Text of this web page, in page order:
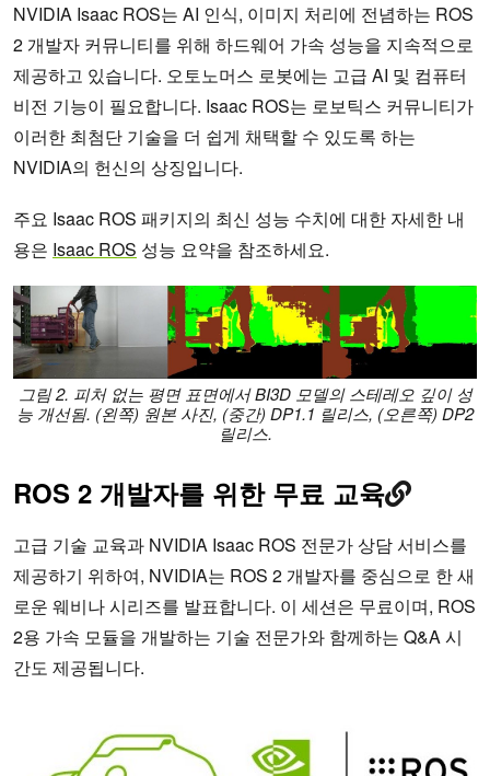
NVIDIA Isaac ROS는 AI 인식, 이미지 처리에 전념하는 ROS
2 개발자 커뮤니티를 위해 하드웨어 가속 성능을 지속적으로
제공하고 있습니다. 오토노머스 로봇에는 고급 AI 및 컴퓨터
비전 기능이 필요합니다. Isaac ROS는 로보틱스 커뮤니티가
이러한 최첨단 기술을 더 쉽게 채택할 수 있도록 하는
NVIDIA의 헌신의 상징입니다.
주요 Isaac ROS 패키지의 최신 성능 수치에 대한 자세한 내
용은 Isaac ROS 성능 요약을 참조하세요.
그림 2. 피처 없는 평면 표면에서 BI3D 모델의 스테레오 깊이 성
능 개선됨. (왼쪽) 원본 사진, (중간) DP1.1 릴리스, (오른쪽) DP2
릴리스.
ROS 2 개발자를 위한 무료 교육
고급 기술 교육과 NVIDIA Isaac ROS 전문가 상담 서비스를
제공하기 위하여, NVIDIA는 ROS 2 개발자를 중심으로 한 새
로운 웨비나 시리즈를 발표합니다. 이 세션은 무료이며, ROS
2용 가속 모듈을 개발하는 기술 전문가와 함께하는 Q&A 시
간도 제공됩니다.